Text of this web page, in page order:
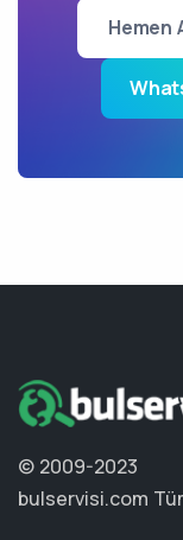
Hemen
© 2009-2023
bulservisi.com